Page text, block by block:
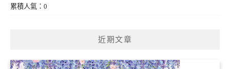
累積人氣：0
近期文章